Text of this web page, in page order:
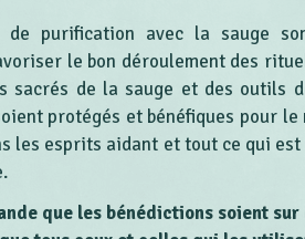
purification avec la sauge
le bon déroulement des
sacrés de la sauge et des outils
protégés et bénéfiques pour
les esprits aidant et tout ce qui
que les bénédictions soient